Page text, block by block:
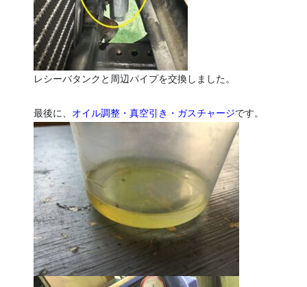
レシーバタンクと周辺パイプを交換しました。
最後に、 オイル調整・真空引き・ガスチャージです。